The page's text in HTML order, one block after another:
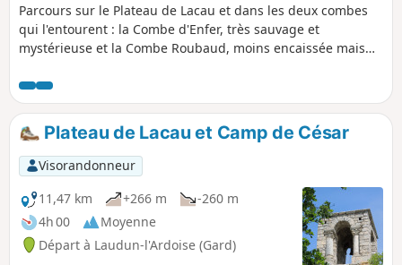
Parcours sur le Plateau de Lacau et dans les deux combes
qui l'entourent : la Combe d'Enfer, très sauvage et
mystérieuse et la Combe Roubaud, moins encaissée mais
Plateau de Lacau et Camp de César
Visorandonneur
11,47 km
+266 m
-260 m
4h 00
Moyenne
Départ à Laudun-l'Ardoise (Gard)